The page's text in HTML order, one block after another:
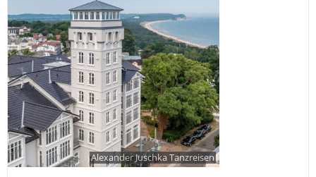
Alexander Juschka Tanzreisen